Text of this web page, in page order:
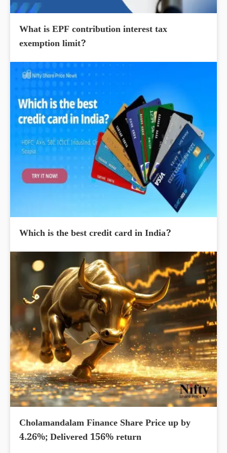
What is EPF contribution interest tax
exemption limit?
Which is the best credit card in India?
Cholamandalam Finance Share Price up by
4.26%; Delivered 156% return